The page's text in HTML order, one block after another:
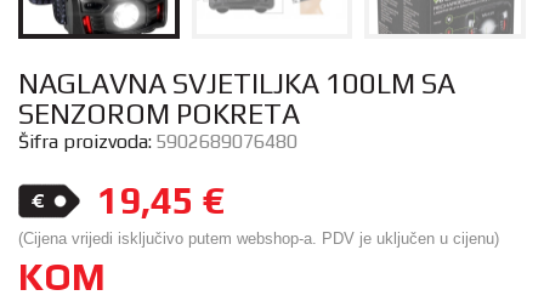
NAGLAVNA SVJETILJKA 100LM SA
SENZOROM POKRETA
Šifra proizvoda: 5902689076480
19,45 €
(Cijena vrijedi isključivo putem webshop-a. PDV je uključen u cijenu)
KOM